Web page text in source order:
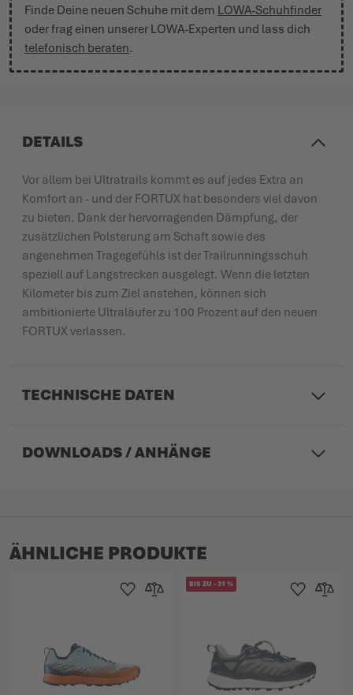
Finde Deine neuen Schuhe mit dem LOWA-Schuhfinder
oder frag einen unserer LOWA-Experten und lass dich
telefonisch beraten.
DETAILS
Vor allem bei Ultratrails kommt es auf jedes Extra an
Komfort an - und der FORTUX hat besonders viel davon
zu bieten. Dank der hervorragenden Dämpfung, der
zusätzlichen Polsterung am Schaft sowie des
angenehmen Tragegefühls ist der Trailrunningsschuh
speziell auf Langstrecken ausgelegt. Wenn die letzten
Kilometer bis zum Ziel anstehen, können sich
ambitionierte Ultraläufer zu 100 Prozent auf den neuen
FORTUX verlassen.
TECHNISCHE DATEN
DOWNLOADS / ANHÄNGE
ÄHNLICHE PRODUKTE
Zur Wunschliste hinzufügen
Zur Vergleichsliste hinzufügen
BIS ZU -31 %
Zur Zur